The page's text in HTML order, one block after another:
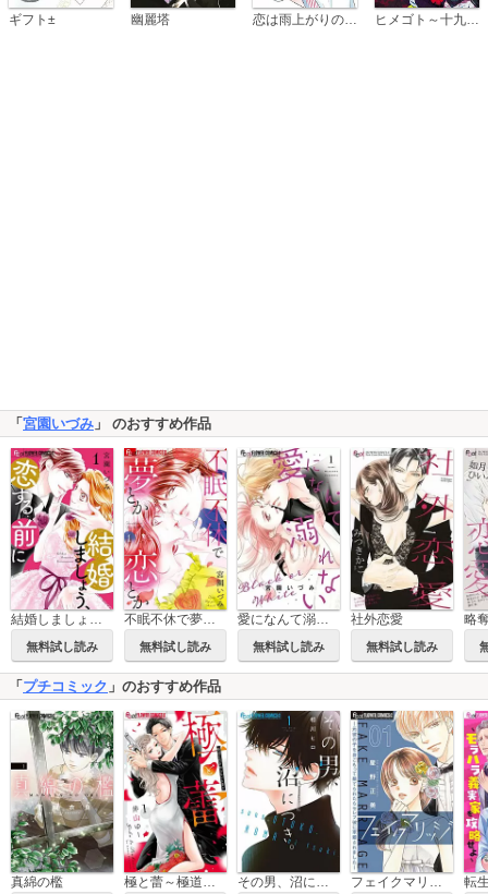
ギフト± 幽麗塔 恋は雨上がりのように ヒメゴト～十九歳の制服～
「 宮園いづみ 」 のおすすめ作品
結婚しましょう、恋する前に
無料試し読み
不眠不休で夢とか恋とか
無料試し読み
愛になんて溺れない
無料試し読み
社外恋愛
無料試し読み
略
「 プチコミック 」のおすすめ作品
真綿の檻